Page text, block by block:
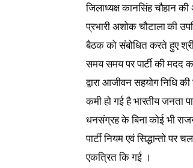
जिलाध्यक्ष कानसिंह चौहान
प्रभारी अशोक चौटाला की
बैठक को संबोधित करते हुए
समय समय पर पार्टी की मदद
द्वारा आजीवन सहयोग निधि
कमी हो गई है भारतीय जनता
धनसंग्रह के बिना कोई भी
पार्टी नियम एवं सिद्धान्तो
एकत्रित कि गई ।